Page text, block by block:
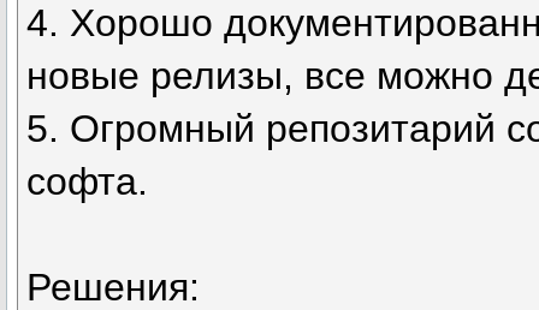
4. Хорошо
новые релизы, все можно
5. Огромный репозитарий
софта.
Решения: